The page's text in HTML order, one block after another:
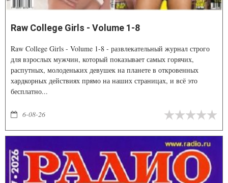
Raw College Girls - Volume 1-8
Raw College Girls - Volume 1-8 - развлекательный журнал строго
для взрослых мужчин, который показывает самых горячих,
распутных, молоденьких девушек на планете в откровенных
хардкорных действиях прямо на наших страницах, и всё это
бесплатно...
6-08-26